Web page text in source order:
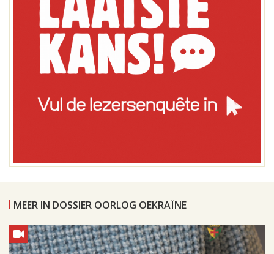
MEER IN DOSSIER OORLOG OEKRAÏNE